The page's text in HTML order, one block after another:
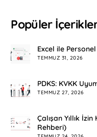
Popüler
Excel ile
TEMMUZ 31, 2026
PDKS: KVKK
TEMMUZ 27, 2026
Çalışan Yıllık
Rehberi)